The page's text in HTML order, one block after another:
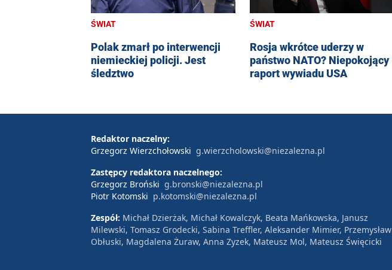
ŚWIAT
Polak zmarł po interwencji
niemieckiej policji. Jest
śledztwo
ŚWIAT
Rosja wkrótce uderzy w
państwo NATO? Niepokojący
raport wywiadu USA
Redaktor naczelny:
Grzegorz Wierzchołowski g.wierzcholowski@niezalezna.pl
Zastępcy redaktora naczelnego:
Grzegorz Broński g.bronski@niezalezna.pl
Piotr Kotomski p.kotomski@niezalezna.pl
Zespół: Michał Dzierżak, Michał Kowalczyk, Beata Mańkowska, Janusz
Milewski, Tomasz Grodecki, Sabina Treffler, Aleksander Mimier, Przemysław
Obłuski, Magdalena Żuraw, Anna Zyzek, Mateusz Mol, Mateusz Święcicki